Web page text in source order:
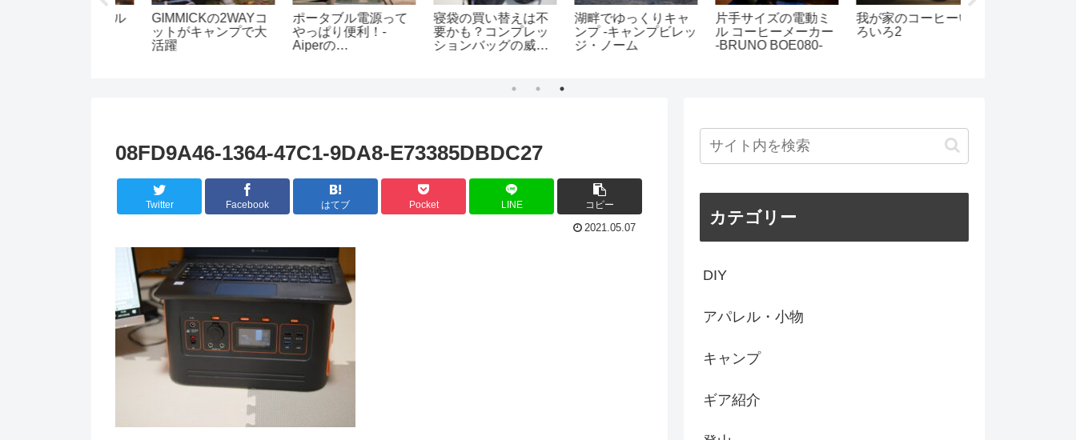
寝袋の買い替えは不
要かも？コンプレッ
ションバッグの威
湖畔でゆっくりキャ
ンプ -キャンプビレッ
ジ・ノーム
片手サイズの電動ミ
ル コーヒーメーカー
-BRUNO BOE080-
我が家のコーヒーい
ろいろ2
スキレットケースを
レザークラフトで作
りました
ソフトクーラー界最
強の保冷力と言えば
08FD9A46-1364-47C1-9DA8-E73385DBDC27
Twitter Facebook はてブ Pocket LINE コピー
2021.05.07
カテゴリー
DIY
アパレル・小物
キャンプ
ギア紹介